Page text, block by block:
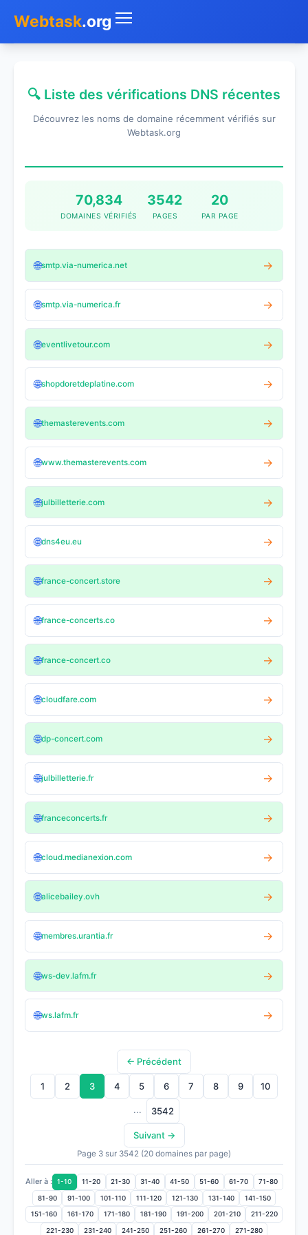
Webtask.org
Whois
SMS Gratuit
🔍 Liste des vérifications DNS récentes
Découvrez les noms de domaine récemment vérifiés sur
Webtask.org
70,834
DOMAINES VÉRIFIÉS
3542
PAGES
20
PAR PAGE
🌐smtp.via-numerica.net →
🌐smtp.via-numerica.fr →
🌐eventlivetour.com →
🌐shopdoretdeplatine.com →
🌐themasterevents.com →
🌐www.themasterevents.com →
🌐julbilletterie.com →
🌐dns4eu.eu →
🌐france-concert.store →
🌐france-concerts.co →
🌐france-concert.co →
🌐cloudfare.com →
🌐dp-concert.com →
🌐julbilletterie.fr →
🌐franceconcerts.fr →
🌐cloud.medianexion.com →
🌐alicebailey.ovh →
🌐membres.urantia.fr →
🌐ws-dev.lafm.fr →
🌐ws.lafm.fr →
← Précédent
1 2 3 4 5 6 7 8 9 10
... 3542
Suivant →
Page 3 sur 3542 (20 domaines par page)
Aller à : 1-10 11-20 21-30 31-40 41-50 51-60 61-70 71-80
81-90 91-100 101-110 111-120 121-130 131-140 141-150
151-160 161-170 171-180 181-190 191-200 201-210 211-220
221-230 231-240 241-250 251-260 261-270 271-280